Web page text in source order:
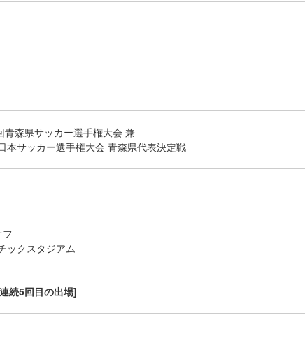
青森県サッカー選手権大会 兼
本サッカー選手権大会 青森県代表決定戦
ックスタジアム
続5回目の出場]